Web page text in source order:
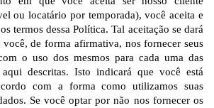
ou locatário por temporada), você aceita e
termos dessa Política. Tal aceitação se dará
de forma afirmativa, nos fornecer seus
o uso dos mesmos para cada uma das
descritas. Isto indicará que você está
com a forma como utilizamos suas
Se você optar por não nos fornecer os